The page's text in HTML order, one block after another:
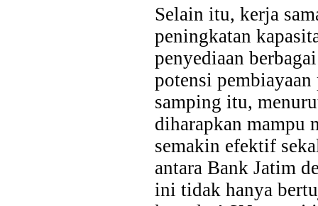
Selain itu, kerja
peningkatan
penyediaan
potensi
samping itu,
diharapkan mampu
semakin efektif
antara Bank Jatim
ini tidak hanya